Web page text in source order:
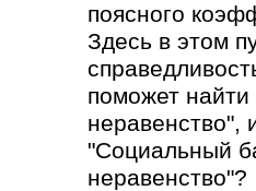
поясного
Здесь в этом
поможет
неравенство",
"Социальный
неравенство"?